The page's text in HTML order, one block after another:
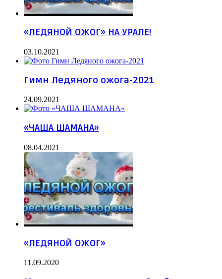
«ЛЕДЯНОЙ ОЖОГ» НА УРАЛЕ!
03.10.2021
Гимн Ледяного ожога-2021
24.09.2021
«ЧАША ШАМАНА»
08.04.2021
«ЛЕДЯНОЙ ОЖОГ»
11.09.2020